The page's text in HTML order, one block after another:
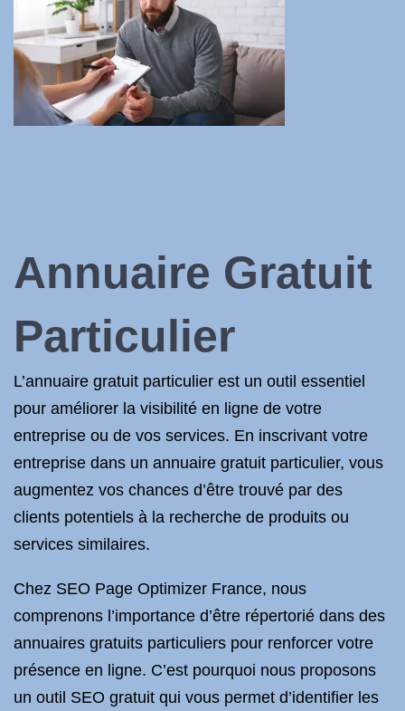
Annuaire Gratuit
Particulier
L’annuaire gratuit particulier est un outil essentiel
pour améliorer la visibilité en ligne de votre
entreprise ou de vos services. En inscrivant votre
entreprise dans un annuaire gratuit particulier, vous
augmentez vos chances d’être trouvé par des
clients potentiels à la recherche de produits ou
services similaires.
Chez SEO Page Optimizer France, nous
comprenons l’importance d’être répertorié dans des
annuaires gratuits particuliers pour renforcer votre
présence en ligne. C’est pourquoi nous proposons
un outil SEO gratuit qui vous permet d’identifier les